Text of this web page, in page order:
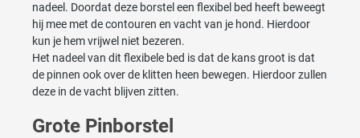
nadeel. Doordat deze borstel een flexibel bed heeft beweegt
hij mee met de contouren en vacht van je hond. Hierdoor
kun je hem vrijwel niet bezeren.
Het nadeel van dit flexibele bed is dat de kans groot is dat
de pinnen ook over de klitten heen bewegen. Hierdoor zullen
deze in de vacht blijven zitten.
Grote Pinborstel